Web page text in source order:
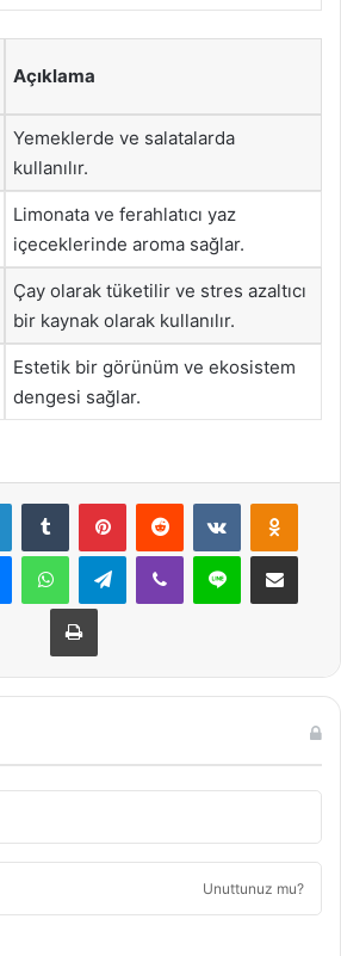
Açıklama
Yemeklerde ve salatalarda
kullanılır.
Limonata ve ferahlatıcı yaz
içeceklerinde aroma sağlar.
Çay olarak tüketilir ve stres azaltıcı
bir kaynak olarak kullanılır.
Estetik bir görünüm ve ekosistem
dengesi sağlar.
LinkedInTumblr PinterestReddit VKontakte
MessengerWhatsAppTelegramViber Line E-Posta ile
Yazdır
Unuttunuz mu?